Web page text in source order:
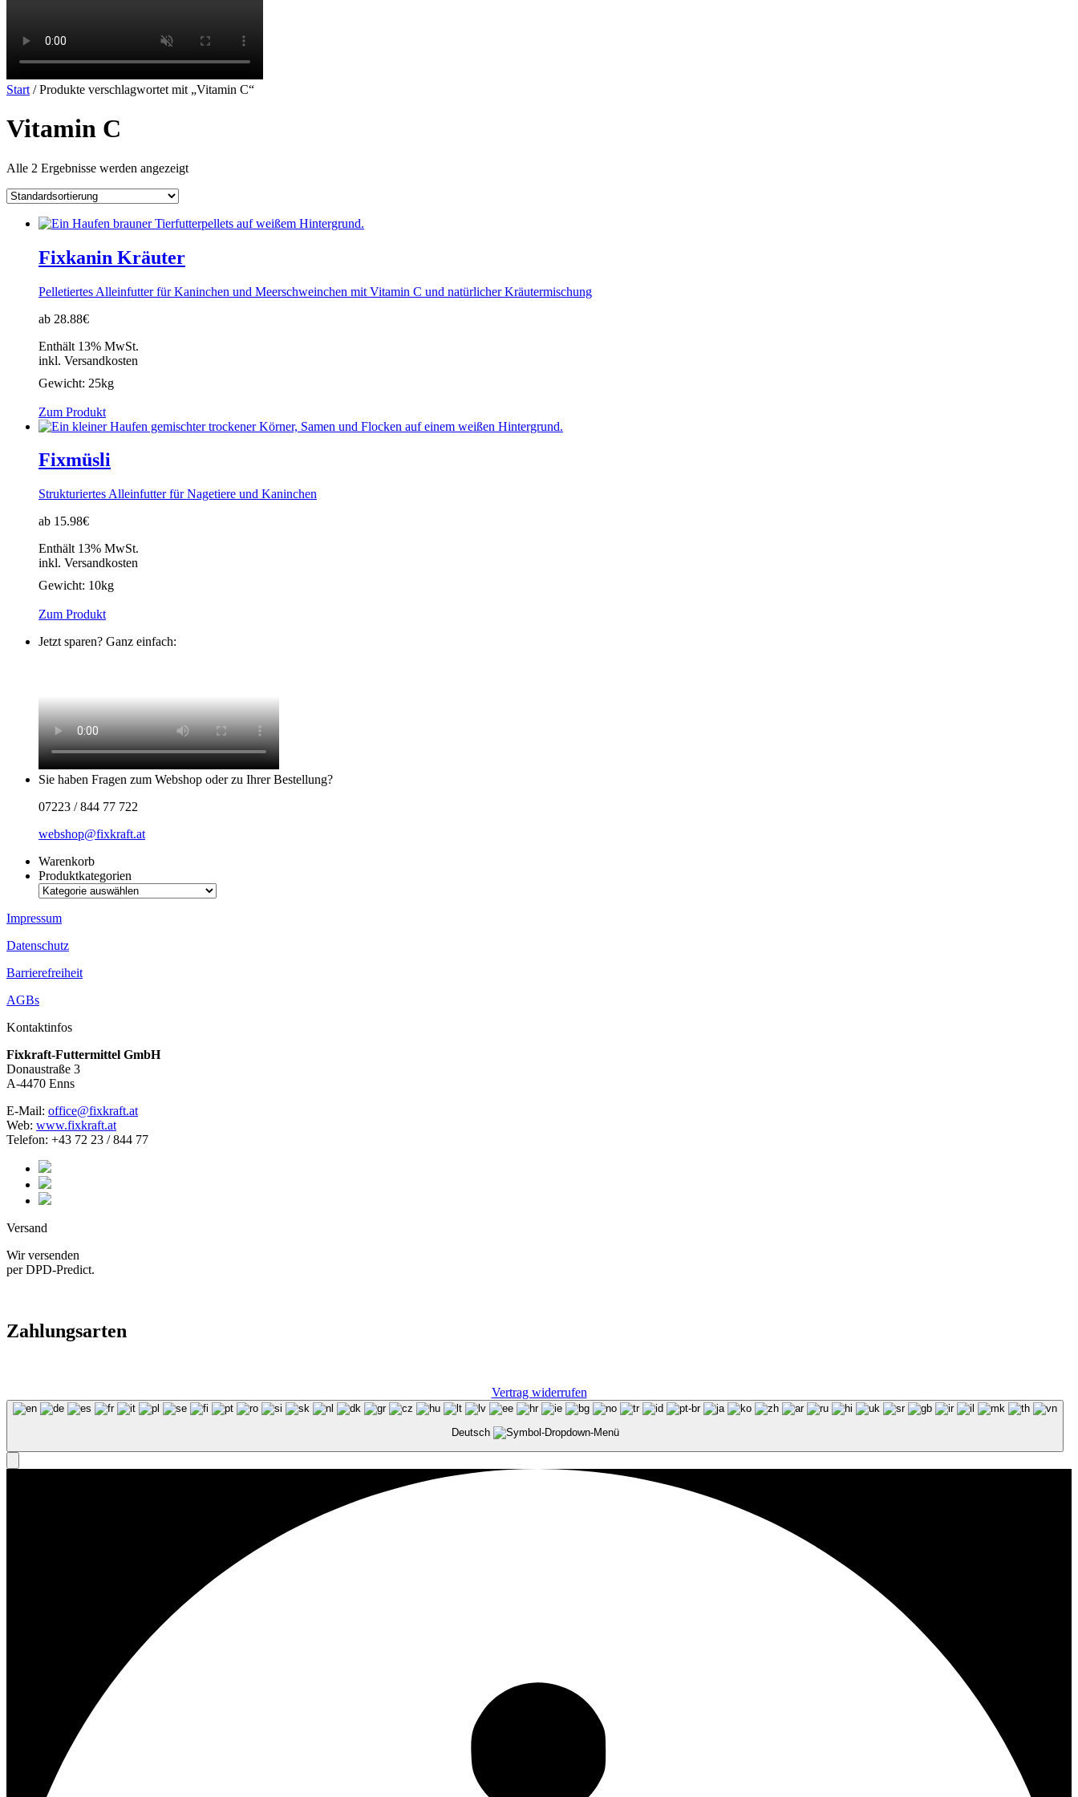
Start / Produkte verschlagwortet mit „Vitamin C“
Vitamin C
Alle 2 Ergebnisse werden angezeigt
Fixkanin Kräuter
Pelletiertes Alleinfutter für Kaninchen und Meerschweinchen mit Vitamin C und natürlicher Kräutermischung
ab 28.88€
Enthält 13% MwSt.
inkl. Versandkosten
Gewicht: 25kg
Zum Produkt
Fixmüsli
Strukturiertes Alleinfutter für Nagetiere und Kaninchen
ab 15.98€
Enthält 13% MwSt.
inkl. Versandkosten
Gewicht: 10kg
Zum Produkt
Jetzt sparen? Ganz einfach:
Sie haben Fragen zum Webshop oder zu Ihrer Bestellung?
07223 / 844 77 722
webshop@fixkraft.at
Warenkorb
Produktkategorien
Impressum
Datenschutz
Barrierefreiheit
AGBs
Kontaktinfos
Fixkraft-Futtermittel GmbH
Donaustraße 3
A-4470 Enns
E-Mail: office@fixkraft.at
Web: www.fixkraft.at
Telefon: +43 72 23 / 844 77
Versand
Wir versenden
per DPD-Predict.
Zahlungsarten
Vertrag widerrufen
Deutsch